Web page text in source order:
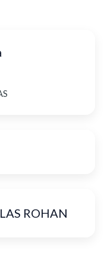
ROHAN